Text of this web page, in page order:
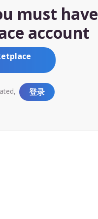
must have
account
登录